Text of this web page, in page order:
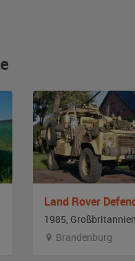
1985, Großbritannien
Brandenburg